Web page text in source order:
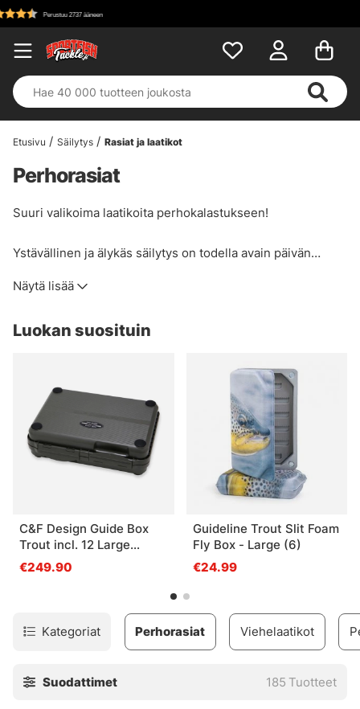
Etusivu Säilytys Rasiat ja laatikot
Perhorasiat
Suuri valikoima laatikoita perhokalastukseen!
Ystävällinen ja älykäs säilytys on todella avain päivän
perholaatikoita ja yleistä säilytystä perhoillesi. Valitse
muovilaatikoiden jne. välillä. Löydät tuotteita vain
Näytä lisää
Luokan suosituin
C&F Design Guide Box
Trout incl. 12 Large
System Foams
€249.90
Guideline Trout Slit Foam
Fly Box - Large (6)
€24.99
Kategoriat Viehelaatikot
Perhorasiat
Suodattimet 185 Tuotteet